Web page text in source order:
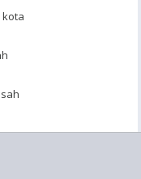
kota